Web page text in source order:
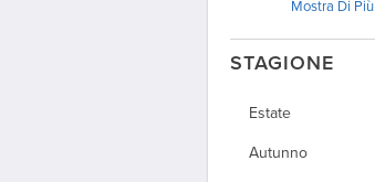
Piano cottura
Mostra Di Più
STAGIONE
Estate
Autunno